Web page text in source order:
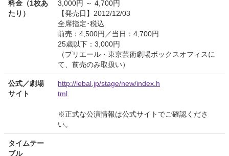
料金（1枚あ
たり）
3,000円 ～ 4,700円
【発売日】2012/12/03
全席指定･税込
前売：4,500円／当日：4,700円
25歳以下：3,000円
（プリエール・東京芸術劇場ボックスオフィスに
て、前売のみ取扱い）
公式／劇場
サイト
http://lebal.jp/stage/new/index.h
tml
※正式な公演情報は公式サイトでご確認くださ
い。
タイムテー
ブル